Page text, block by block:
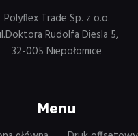
Polyflex Trade Sp. z o.o.
Rudolfa Diesla 5,
32-005 Niepołomice
Menu